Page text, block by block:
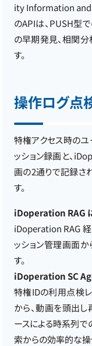
ity Information and
のAPIは、PUSH型
の早期発見、相関
す。
操作ログ点
特権アクセス時の
ッション録画と、
画の2通りで記録さ
す。
iDoperation RAG
iDoperation RAG 経
ッション管理画面
す。
iDoperation SC
特権IDの利用点検
から、動画を頭出し
ースによる時系列で
索からの効率的な操